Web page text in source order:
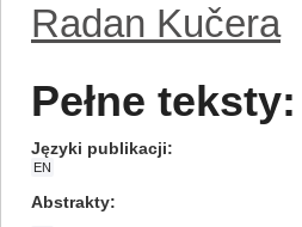
Radan Kučera
Pełne teksty:
Języki publikacji
EN
Abstrakty